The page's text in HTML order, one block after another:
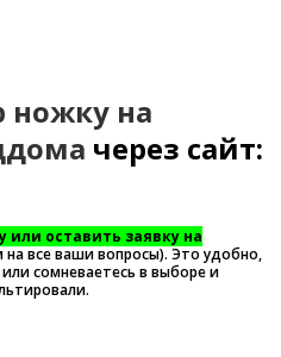
ножку на
через сайт:
или оставить заявку на
все ваши вопросы). Это удобно,
сомневаетесь в выборе и